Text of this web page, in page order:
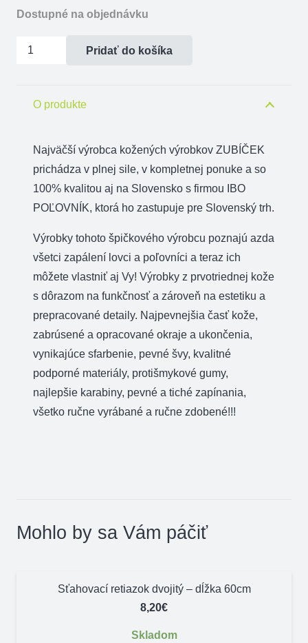
Dostupné na objednávku
množstvo
farbiarsky
Pridať do košíka
O produkte
Najväčší výrobca kožených výrobkov ZUBÍČEK
prichádza v plnej sile, v kompletnej ponuke a so
100% kvalitou aj na Slovensko s firmou IBO
POĽOVNÍK, ktorá ho zastupuje pre Slovenský trh.
Výrobky tohoto špičkového výrobcu poznajú azda
všetci zapálení lovci a poľovníci a teraz ich
môžete vlastniť aj Vy! Výrobky z prvotriednej kože
s dôrazom na funkčnosť a zároveň na estetiku a
prepracované detaily. Najpevnejšia časť kože,
zabrúsené a opracované okraje a ukončenia,
vynikajúce sfarbenie, pevné švy, kvalitné
podporné materiály, protišmykové gumy,
najlepšie karabiny, pevné a tiché zapínania,
všetko ručne vyrábané a ručne zdobené!!!
Mohlo by sa Vám páčiť
Sťahovací retiazok dvojitý – dĺžka 60cm
8,20€
Skladom